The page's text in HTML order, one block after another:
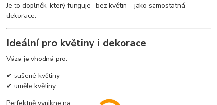
Je to doplněk, který funguje i bez květin – jako samostatná
dekorace.
Ideální pro květiny i dekorace
Váza je vhodná pro:
✔ sušené květiny
✔ umělé květiny
Perfektně vynikne na: